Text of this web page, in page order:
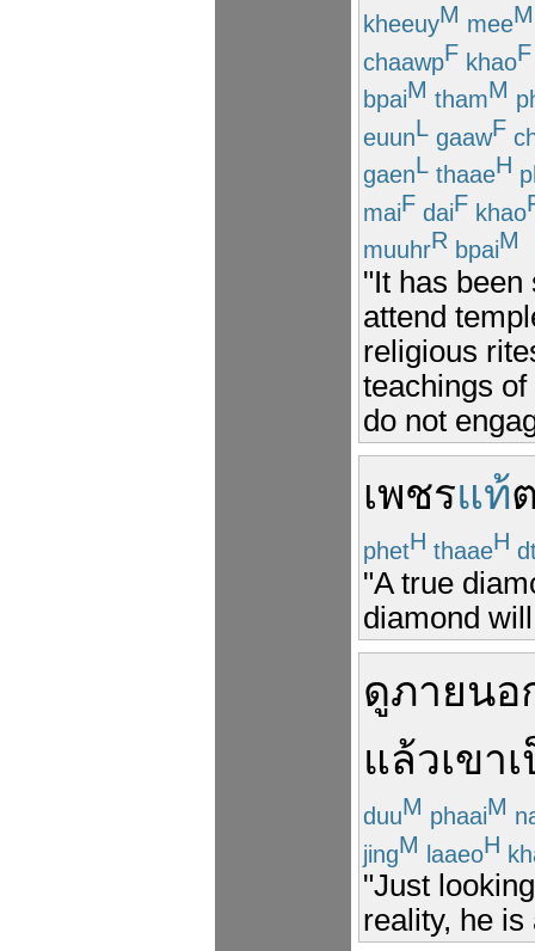
kheeuyM meeM
chaawpF khaoF
bpaiM thamM
euunL gaawF
gaenL thaaeH
maiF daiF khao
muuhrR bpaiM
"It has
attend
religious
teachings
do not
เพชรแท้
phetH thaaeH
"A true
diamond
ดูภายนอ
แล้วเขา
duuM phaaiM
jingM laaeoH
"Just
reality, he is